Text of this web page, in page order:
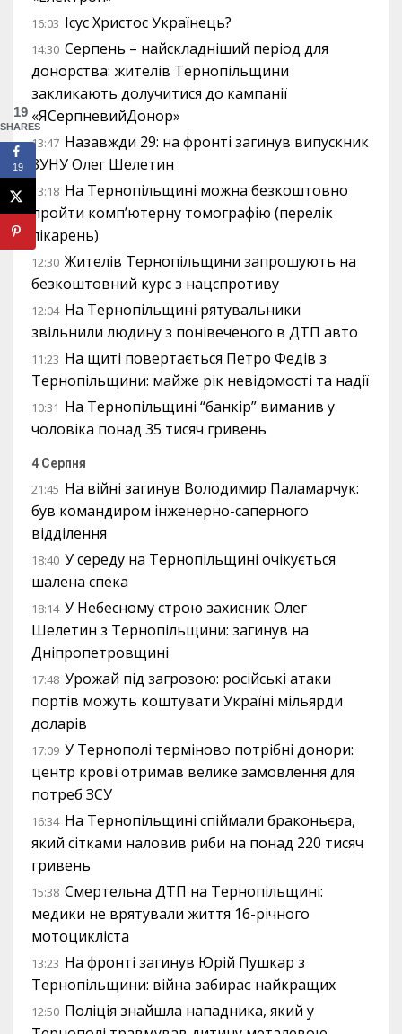
16:03 Ісус Христос Українець?
14:30 Серпень – найскладніший період для
донорства: жителів Тернопільщини
закликають долучитися до кампанії
«ЯСерпневийДонор»
13:47 Назавжди 29: на фронті загинув випускник
ЗУНУ Олег Шелетин
13:18 На Тернопільщині можна безкоштовно
пройти комп’ютерну томографію (перелік
лікарень)
12:30 Жителів Тернопільщини запрошують на
безкоштовний курс з нацспротиву
12:04 На Тернопільщині рятувальники
звільнили людину з понівеченого в ДТП авто
11:23 На щиті повертається Петро Федів з
Тернопільщини: майже рік невідомості та надії
10:31 На Тернопільщині “банкір” виманив у
чоловіка понад 35 тисяч гривень
4 Серпня
21:45 На війні загинув Володимир Паламарчук:
був командиром інженерно-саперного
відділення
18:40 У середу на Тернопільщині очікується
шалена спека
18:14 У Небесному строю захисник Олег
Шелетин з Тернопільщини: загинув на
Дніпропетровщині
17:48 Урожай під загрозою: російські атаки
портів можуть коштувати Україні мільярди
доларів
17:09 У Тернополі терміново потрібні донори:
центр крові отримав велике замовлення для
потреб ЗСУ
16:34 На Тернопільщині спіймали браконьєра,
який сітками наловив риби на понад 220 тисяч
гривень
15:38 Смертельна ДТП на Тернопільщині:
медики не врятували життя 16-річного
мотоцикліста
13:23 На фронті загинув Юрій Пушкар з
Тернопільщини: війна забирає найкращих
12:50 Поліція знайшла нападника, який у
19
SHARES
19